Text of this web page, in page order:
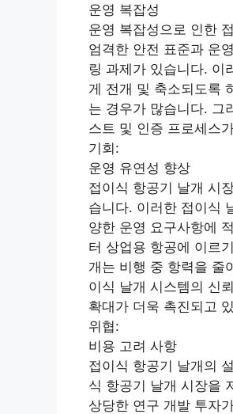
운영 복잡성
운영 복잡성으로 인한
엄격한 안전 표준과 운
링 과제가 있습니다. 이
게 전개 및 축소되도록
는 경우가 많습니다. 그
스트 및 인증 프로세스
기회:
운영 유연성 향상
접이식 항공기 날개 시
습니다. 이러한 접이식
양한 운영 요구사항에
터 상업용 항공에 이르
개는 비행 중 항력을 줄
이식 날개 시스템의 신
확대가 더욱 촉진되고
위협:
비용 고려 사항
접이식 항공기 날개의
식 항공기 날개 시장을
상당한 연구 개발 투자